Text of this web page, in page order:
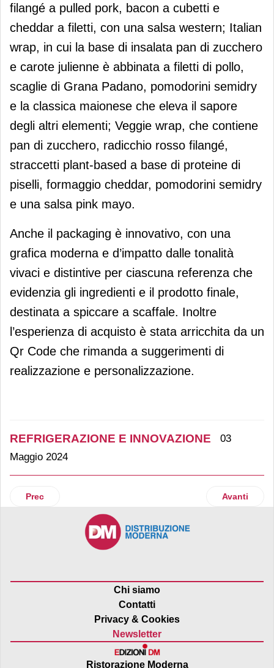
filangé a pulled pork, bacon a cubetti e
cheddar a filetti, con una salsa western; Italian
wrap, in cui la base di insalata pan di zucchero
e carote julienne è abbinata a filetti di pollo,
scaglie di Grana Padano, pomodorini semidry
e la classica maionese che eleva il sapore
degli altri elementi; Veggie wrap, che contiene
pan di zucchero, radicchio rosso filangé,
straccetti plant-based a base di proteine di
piselli, formaggio cheddar, pomodorini semidry
e una salsa pink mayo.
Anche il packaging è innovativo, con una
grafica moderna e d’impatto dalle tonalità
vivaci e distintive per ciascuna referenza che
evidenzia gli ingredienti e il prodotto finale,
destinata a spiccare a scaffale. Inoltre
l’esperienza di acquisto è stata arricchita da un
Qr Code che rimanda a suggerimenti di
realizzazione e personalizzazione.
REFRIGERAZIONE E INNOVAZIONE
03
Maggio 2024
Articolo precedente: Bravo (Epta): le novità dell’edizione
Prec Articolo
Avanti
Chi siamo
Contatti
Privacy & Cookies
Newsletter
Ristorazione Moderna